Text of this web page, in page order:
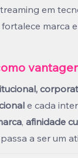
em
marca
e cada
, afinidade
a ser um